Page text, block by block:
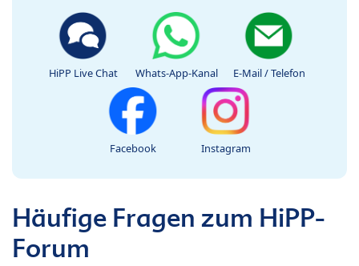
HiPP Live Chat Whats-App-Kanal E-Mail / Telefon
Facebook Instagram
Häufige Fragen zum HiPP-
Forum